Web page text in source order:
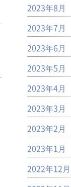
2023年8月
2023年7月
2023年6月
2023年5月
2023年4月
2023年3月
2023年2月
2023年1月
2022年12月